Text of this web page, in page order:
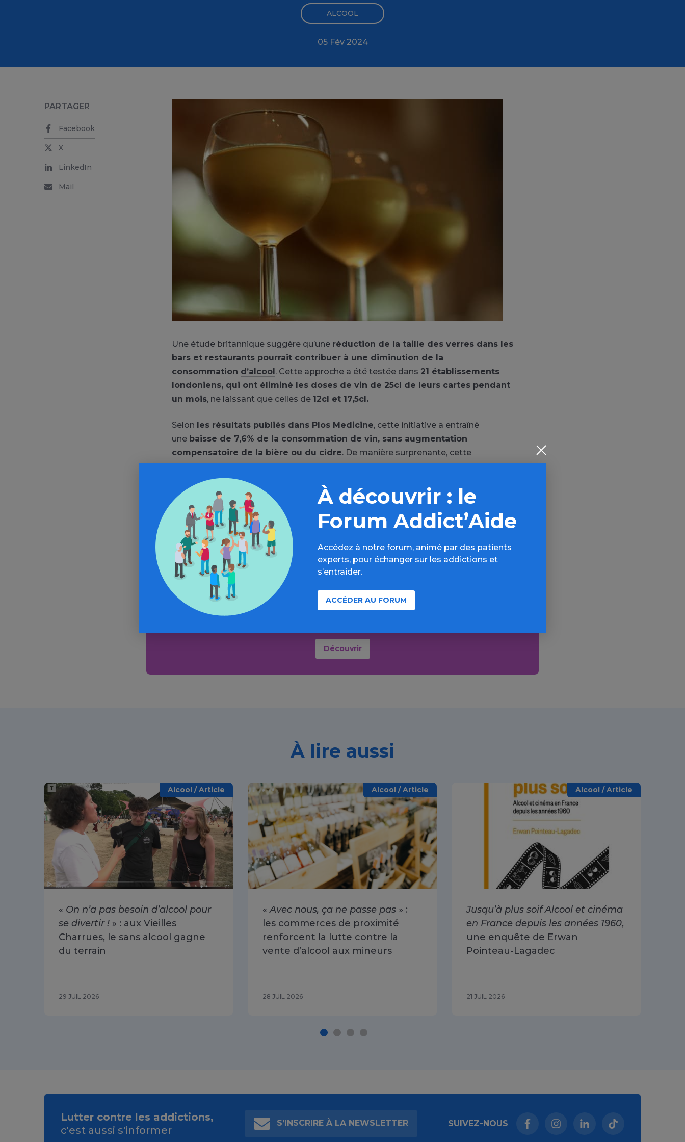
ALCOOL
05 Fév 2024
Une étude britannique suggère qu’une réduction de la taille des verres dans les
bars et restaurants pourrait contribuer à une diminution de la
consommation d’alcool. Cette approche a été testée dans 21 établissements
londoniens, qui ont éliminé les doses de vin de 25cl de leurs cartes pendant
un mois, ne laissant que celles de 12cl et 17,5cl.
Selon les résultats publiés dans Plos Medicine, cette initiative a entraîné
une baisse de 7,6% de la consommation de vin, sans augmentation
compensatoire de la bière ou du cidre. De manière surprenante, cette
diminution de volume n’a pas impacté les recettes des bars et restaurants, carla
marge bénéficiaire d’un petit verre de
Voir la suite sur Santé magazine
PARTAGER
Facebook
X
LinkedIn
Mail
Aller plus loin sur l’espace Alcool
Informations, parcours d’évaluations, bonnes pratiques, FAQ,
Découvrir
À lire aussi
Alcool / Article
« On n’a pas besoin d’alcool pour
se divertir ! » : aux Vieilles
Charrues, le sans alcool gagne
du terrain
29 JUIL 2026
Alcool / Article
«Avec nous, ça ne passe pas » :
les commerces de proximité
renforcent la lutte contre la
vente d’alcool aux mineurs
28 JUIL 2026
Alcool / Article
Jusqu’à plus soif Alcool et cinéma
en France depuis les années 1960,
une enquête de Erwan
Pointeau-Lagadec
21 JUIL 2026
À découvrir : le
Forum Addict’Aide
Accédez à notre forum, animé par des patients
experts, pour échanger sur les addictions et
s’entraider.
ACCÉDER AU FORUM
Lutter contre les addictions,
c'est aussi s'informer
S’INSCRIRE À LA NEWSLETTER SUIVEZ-NOUS
Facebook (nouvelle fenêtre)
Instagram (nouvelle fenêtre)
Linkedin (nouvelle
Tiktok (nouvelle